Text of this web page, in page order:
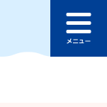
ュ